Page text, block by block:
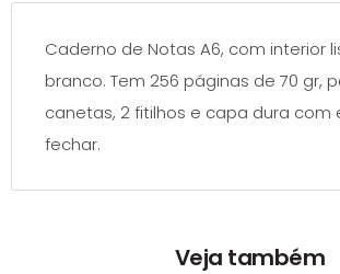
Caderno de Notas A6, com interior
branco. Tem 256 páginas de 70 gr,
canetas, 2 fitilhos e capa dura com
fechar.
Veja também